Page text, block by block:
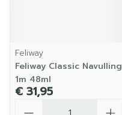
Feliway
Feliway Classic Navulling
1m 48ml
€ 31,95